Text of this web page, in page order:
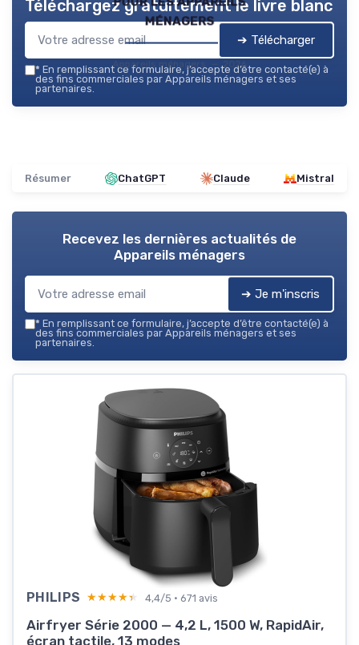
ménagers
Appareils ménagers — 2026
Téléchargez gratuitement le livre blanc
➔ Télécharger
* En remplissant ce formulaire, j’accepte d’être contacté(e) à
des fins commerciales par Appareils ménagers et ses
partenaires.
Résumer ChatGPT Claude Mistral
Recevez les dernières actualités de
Appareils ménagers
➔ Je m'inscris
* En remplissant ce formulaire, j’accepte d’être contacté(e) à
des fins commerciales par Appareils ménagers et ses
partenaires.
PHILIPS ★★★★★
★★★★★ 4,4/5 · 671 avis
Airfryer Série 2000 — 4,2 L, 1500 W, RapidAir,
écran tactile, 13 modes